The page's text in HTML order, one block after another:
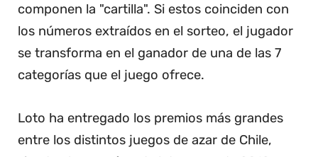
componen la "cartilla". Si estos coinciden con
los números extraídos en el sorteo, el jugador
se transforma en el ganador de una de las 7
categorías que el juego ofrece.
Loto ha entregado los premios más grandes
entre los distintos juegos de azar de Chile,